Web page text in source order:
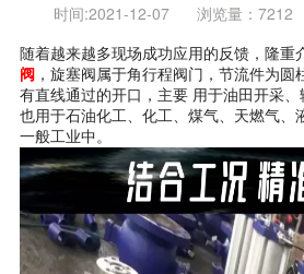
时间:2021-12-07 浏览量： 7212
随着越来越多现场成功应用的反馈，隆重
阀 ，旋塞阀属于角行程阀门，节流件为
有直线通过的开口，主要 用于油田开采
也用于石油化工、化工、煤气、天燃气、
一般工业中。